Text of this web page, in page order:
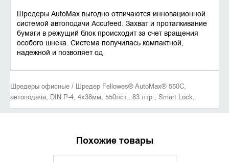
Шредеры AutoMax выгодно отличаются инновационной
системой автоподачи Accufeed. Захват и проталкивание
бумаги в режущий блок происходит за счет вращения
особого шнека. Система получилась компактной,
надежной и позволяет од
Шредеры офисные / Шредер Fellowes® AutoMax® 550C,
автоподача, DIN P-4, 4х38мм, 550лст., 83 лтр., Smart Lock,
Похожие товары